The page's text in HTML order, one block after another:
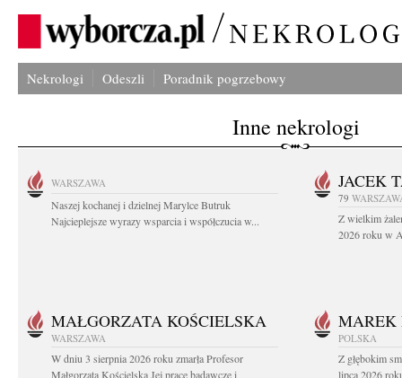
Nekrologi Odeszli Poradnik pogrzebowy
Inne nekrologi
WARSZAWA
Naszej kochanej i dzielnej Marylce Butruk
Najcieplejsze wyrazy wsparcia i współczucia w...
JACEK
79
Z wielkim
2026 roku w
MAŁGORZATA KOŚCIELSKA
WARSZAWA
W dniu 3 sierpnia 2026 roku zmarła Profesor
Małgorzata Kościelska Jej prace badawcze i
MAREK
POLSKA
Z głębokim
lipca 2026